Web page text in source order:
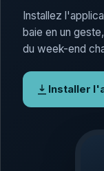
Installez
baie en un
du week-end
Installer